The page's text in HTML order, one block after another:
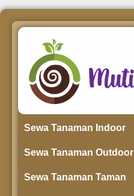
Sewa Tanaman Indoor
Sewa Tanaman Outdoor
Sewa Tanaman Taman